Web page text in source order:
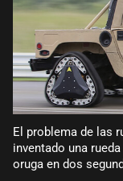
El problema de las
inventado una
oruga en dos